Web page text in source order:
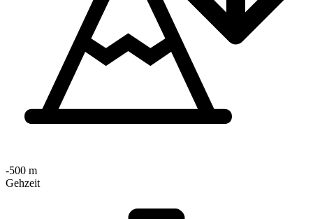
-500 m
Gehzeit